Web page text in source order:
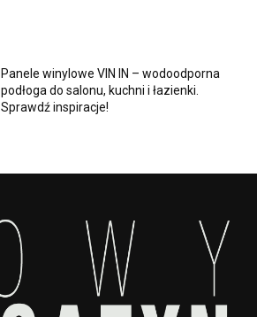
Panele winylowe VIN IN – wodoodporna
podłoga do salonu, kuchni i łazienki.
Sprawdź inspiracje!